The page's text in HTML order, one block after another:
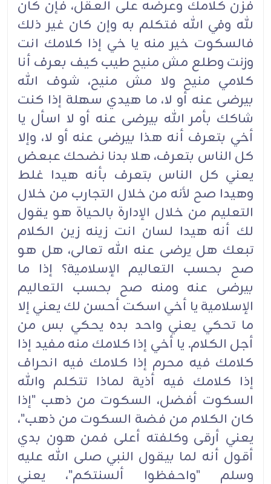
فزن كلامك وعرضه على العقل، فإن كان
لله وفي الله فتكلم به وإن كان غير ذلك
فالسكوت خير منه يا خي إذا كلامك انت
وزنت وطلع مش منيح طيب كيف بعرف أنا
كلامي منيح ولا مش منيح، شوف الله
بيرضى عنه أو لا، ما هيدي سهلة إذا كنت
شاكك بأمر الله بيرضى عنه أو لا اسأل يا
أخي بتعرف أنه هذا بيرضى عنه أو لا، وإلا
كل الناس بتعرف، هلا بدنا نضحك عبعض
يعني كل الناس بتعرف بأنه هيدا غلط
وهيدا صح لأنه من خلال التجارب من خلال
التعليم من خلال الإدارة بالحياة هو يقول
لك أنه هيدا لسان انت زينه زين الكلام
تبعك هل يرضى عنه الله تعالى، هل هو
صح بحسب التعاليم الإسلامية؟ إذا ما
بيرضى عنه ومنه صح بحسب التعاليم
الإسلامية يا أخي اسكت أحسن لك يعني إلا
ما تحكي يعني واحد بده يحكي بس من
أجل الكلام. يا أخي إذا كلامك منه مفيد إذا
كلامك فيه محرم إذا كلامك فيه انحراف
إذا كلامك فيه أذية لماذا تتكلم والله
السكوت أفضل، السكوت من ذهب "إذا
كان الكلام من فضة السكوت من ذهب"،
يعني أرقى وكلفته أعلى فمن هون بدي
أقول أنه لما بيقول النبي صلى الله عليه
وسلم "واحفظوا ألسنتكم"، يعني